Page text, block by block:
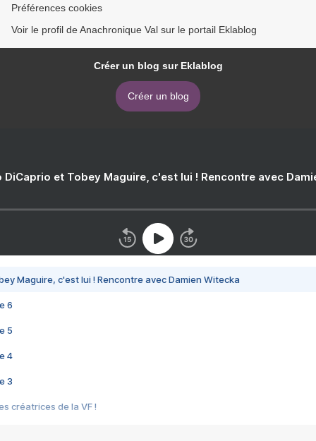
Préférences cookies
Voir le profil de Anachronique Val sur le portail Eklablog
Créer un blog sur Eklablog
Créer un blog
DiCaprio et Tobey Maguire, c'est lui ! Rencontre avec
Maguire, c'est lui ! Rencontre avec Damien Witecka
6
5
4
3
créatrices de la VF !